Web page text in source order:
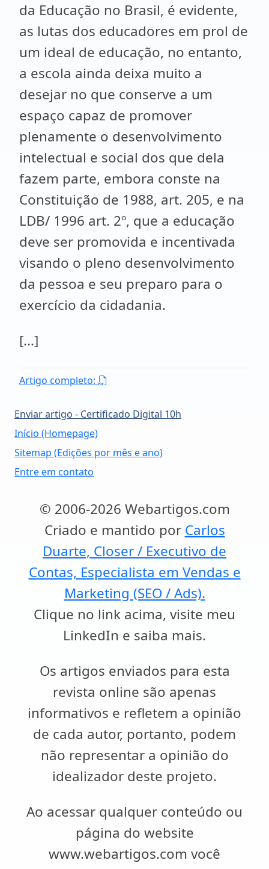
da Educação no Brasil, é evidente,
as lutas dos educadores em prol de
um ideal de educação, no entanto,
a escola ainda deixa muito a
desejar no que conserve a um
espaço capaz de promover
plenamente o desenvolvimento
intelectual e social dos que dela
fazem parte, embora conste na
Constituição de 1988, art. 205, e na
LDB/ 1996 art. 2º, que a educação
deve ser promovida e incentivada
visando o pleno desenvolvimento
da pessoa e seu preparo para o
exercício da cidadania.
[...]
Artigo completo:
Enviar artigo - Certificado Digital 10h
Início (Homepage)
Sitemap (Edições por mês e ano)
Entre em contato
© 2006-2026 Webartigos.com
Criado e mantido por Carlos
Duarte, Closer / Executivo de
Contas, Especialista em Vendas e
Marketing (SEO / Ads).
Clique no link acima, visite meu
LinkedIn e saiba mais.
Os artigos enviados para esta
revista online são apenas
informativos e refletem a opinião
de cada autor, portanto, podem
não representar a opinião do
idealizador deste projeto.
Ao acessar qualquer conteúdo ou
página do website
www.webartigos.com você